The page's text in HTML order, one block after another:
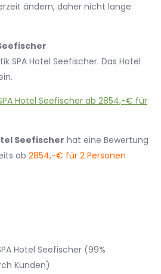
ändern, daher nicht lange
SPA Hotel Seefischer. Das Hotel
Seefischer hat eine Bewertung
ab 2854,-€ für 2 Personen
Hotel Seefischer (99%
Kunden)